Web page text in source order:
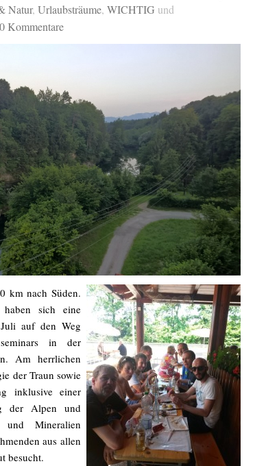
Natur, Urlaubsträume, WICHTIG und
0 Kommentare
km nach Süden.
haben sich eine
auf den Weg
in der
Am herrlichen
der Traun sowie
inklusive einer
der Alpen und
und Mineralien
aus allen
besucht.